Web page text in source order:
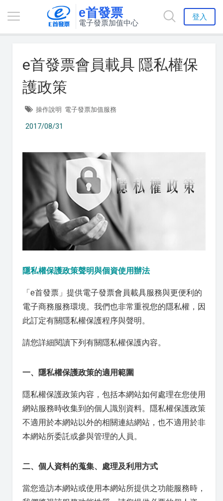
e首發票
電子發票加值中心
登入
e首發票會員載具 隱私權保
護政策
操作說明 電子發票加值服務
2017/08/31
隱私權保護政策聲明與個資使用辦法
「e首發票」提供電子發票會員載具服務與更便利的
電子商務服務環境。我們也非常重視您的隱私權，因
此訂定有關隱私權保護程序與聲明。
請您詳細閱讀下列有關隱私權保護內容。
一、隱私權保護政策的適用範圍
隱私權保護政策內容，包括本網站如何處理在您使用
網站服務時收集到的個人識別資料。隱私權保護政策
不適用於本網站以外的相關連結網站，也不適用於非
本網站所委託或參與管理的人員。
二、個人資料的蒐集、處理及利用方式
當您造訪本網站或使用本網站所提供之功能服務時，